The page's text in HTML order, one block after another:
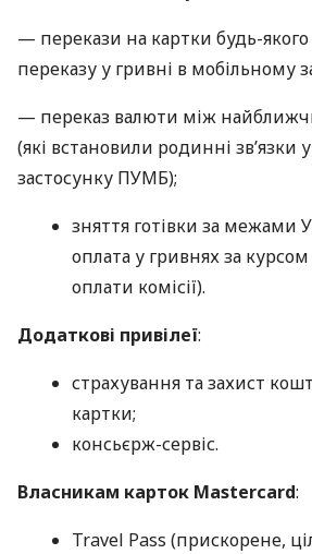
— перекази на картки будь-
переказу у гривні в мобільному
— переказ валюти між
(які встановили родинні зв’язки
застосунку ПУМБ);
зняття готівки за межами
оплата у гривнях за
оплати комісії).
Додаткові привілеї:
страхування та захист
картки;
консьєрж-сервіс.
Власникам карток Mastercard:
Travel Pass (прискорене,